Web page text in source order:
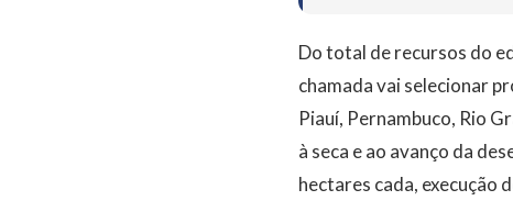
Do total de recursos do
chamada vai selecionar
Piauí, Pernambuco, Rio
à seca e ao avanço da
hectares cada, execução